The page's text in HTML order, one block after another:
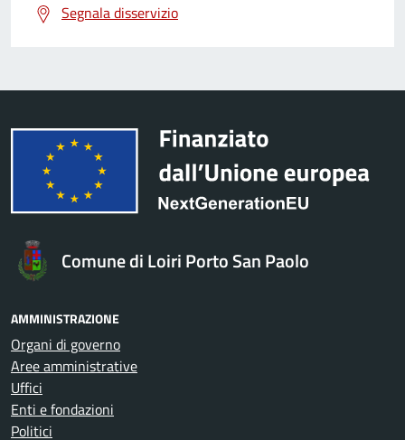
Segnala disservizio
Comune di Loiri Porto San Paolo
AMMINISTRAZIONE
Organi di governo
Aree amministrative
Uffici
Enti e fondazioni
Politici